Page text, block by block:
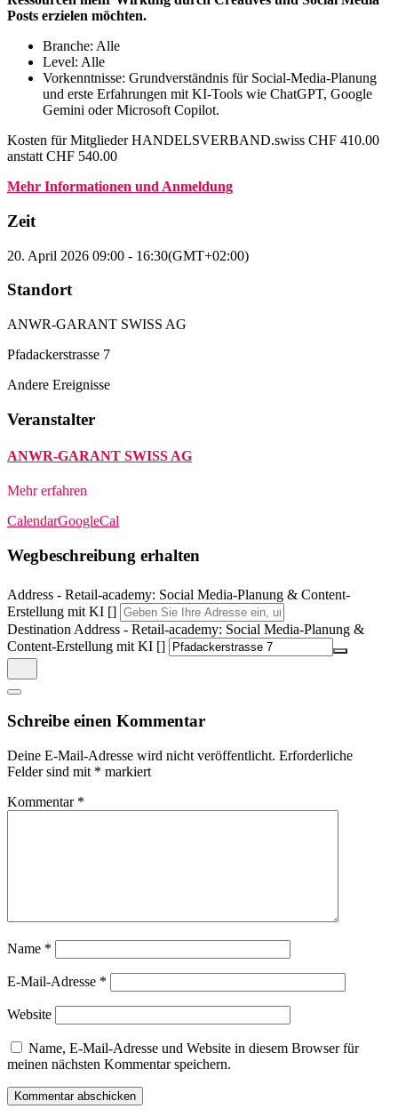
Posts erzielen möchten.
Branche: Alle
Level: Alle
Vorkenntnisse: Grundverständnis für Social-Media-Planung
und erste Erfahrungen mit KI-Tools wie ChatGPT, Google
Gemini oder Microsoft Copilot.
Kosten für Mitglieder HANDELSVERBAND.swiss CHF 410.00
anstatt CHF 540.00
Mehr Informationen und Anmeldung
Zeit
20. April 2026 09:00 - 16:30(GMT+02:00)
Standort
ANWR-GARANT SWISS AG
Pfadackerstrasse 7
Andere Ereignisse
Veranstalter
ANWR-GARANT SWISS AG
Mehr erfahren
CalendarGoogleCal
Wegbeschreibung erhalten
Address - Retail-academy: Social Media-Planung & Content-
Erstellung mit KI []
Destination Address - Retail-academy: Social Media-Planung &
Content-Erstellung mit KI []
Schreibe einen Kommentar
Deine E-Mail-Adresse wird nicht veröffentlicht. Erforderliche
Felder sind mit * markiert
Kommentar *
Name *
E-Mail-Adresse *
Website
Name, E-Mail-Adresse und Website in diesem Browser für
meinen nächsten Kommentar speichern.